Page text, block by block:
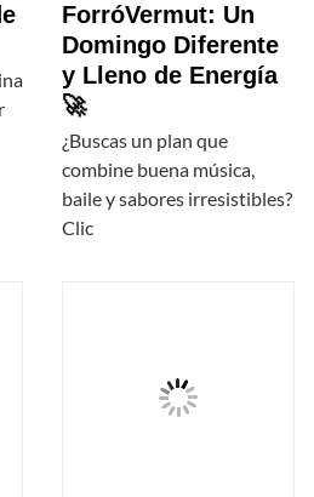
ForróVermut: Un
Domingo Diferente
y Lleno de Energía
🚀
¿Buscas un plan que
combine buena música,
baile y sabores irresistibles?
Clic